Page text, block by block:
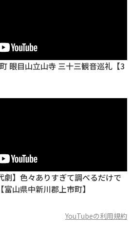
眼目山立山寺 三十三観音巡礼【3
劇】色々ありすぎて調べるだけで
山県中新川郡上市町】
YouTubeの利用規約